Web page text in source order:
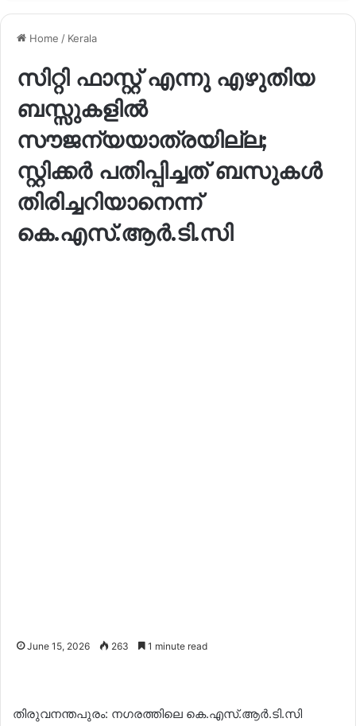
Home / Kerala
സിറ്റി ഫാസ്റ്റ് എന്നു എഴുതിയ
ബസ്സുകളിൽ
സൗജന്യയാത്രയില്ല;
സ്റ്റിക്കർ പതിപ്പിച്ചത് ബസുകൾ
തിരിച്ചറിയാനെന്ന്
കെ.എസ്.ആർ.ടി.സി
June 15, 2026 263 1 minute read
തിരുവനന്തപുരം: നഗരത്തിലെ കെ.എസ്.ആർ.ടി.സി